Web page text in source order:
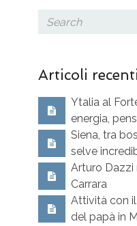
Articoli recenti
Ytalia al
energia,
Siena, tra
selve
Arturo Dazzi
Carrara
Attività con
del papà in